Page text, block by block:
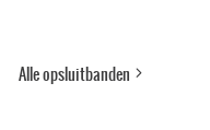
Alle opsluitbanden